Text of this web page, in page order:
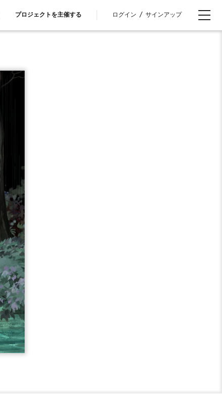
プロジェクトを主催する ログイン / サインアップ